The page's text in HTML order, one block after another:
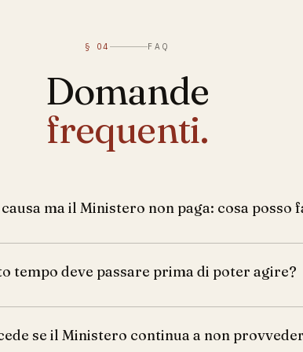
§ 04 FAQ
Domande
frequenti.
ma il Ministero non paga: cosa posso
tempo deve passare prima di poter agire?
se il Ministero continua a non